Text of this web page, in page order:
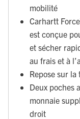
mobilité
Carhartt
est conçue
et sécher
au frais et à
Repose sur la
Deux poches
monnaie
droit